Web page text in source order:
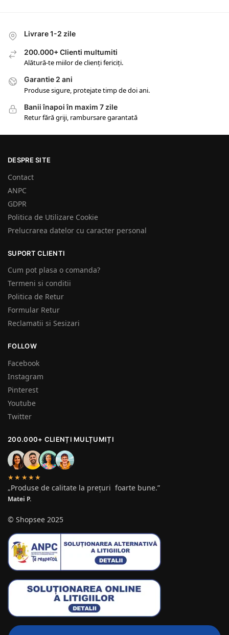
Livrare 1-2 zile
200.000+ Clienti multumiti
Alătură-te miilor de clienți fericiți.
Garantie 2 ani
Produse sigure, protejate timp de doi ani.
Banii înapoi în maxim 7 zile
Retur fără griji, rambursare garantată
DESPRE SITE
Contact
ANPC
GDPR
Politica de Utilizare Cookie
Prelucrarea datelor cu caracter personal
SUPORT CLIENTI
Cum pot plasa o comanda?
Termeni si conditii
Politica de Retur
Formular Retur
Reclamatii si Sesizari
FOLLOW
Facebook
Instagram
Pinterest
Youtube
Twitter
200.000+ CLIENȚI MULȚUMIȚI
★★★★★
„Produse de calitate la prețuri foarte bune.”
Matei P.
© Shopsee 2025